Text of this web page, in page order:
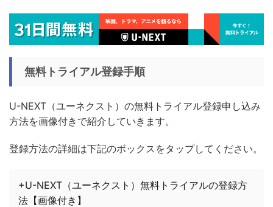
無料トライアル登録手順
U-NEXT（ユーネクスト）の無料トライアル登録申し込み
方法を画像付きで紹介していきます。
登録方法の詳細は下記のボックスをタップしてください。
+U-NEXT（ユーネクスト）無料トライアルの登録方
法【画像付き】